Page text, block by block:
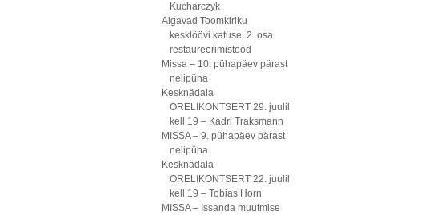
Kucharczyk
Algavad Toomkiriku
kesklöövi katuse 2. osa
restaureerimistööd
Missa – 10. pühapäev pärast
nelipüha
Kesknädala
ORELIKONTSERT 29. juulil
kell 19 – Kadri Traksmann
MISSA – 9. pühapäev pärast
nelipüha
Kesknädala
ORELIKONTSERT 22. juulil
kell 19 – Tobias Horn
MISSA – Issanda muutmise